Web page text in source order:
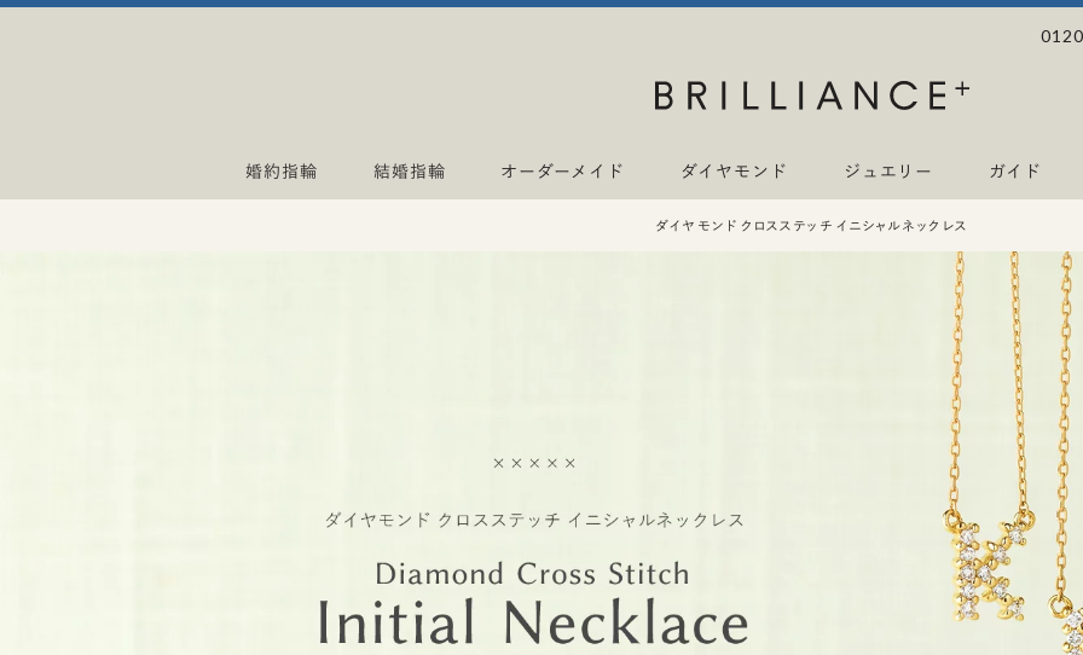
婚約指輪 結婚指輪 オーダーメイド ダイヤモンド ジュエリー ガイド
ダイヤモンド クロスステッチ イニシャルネックレス